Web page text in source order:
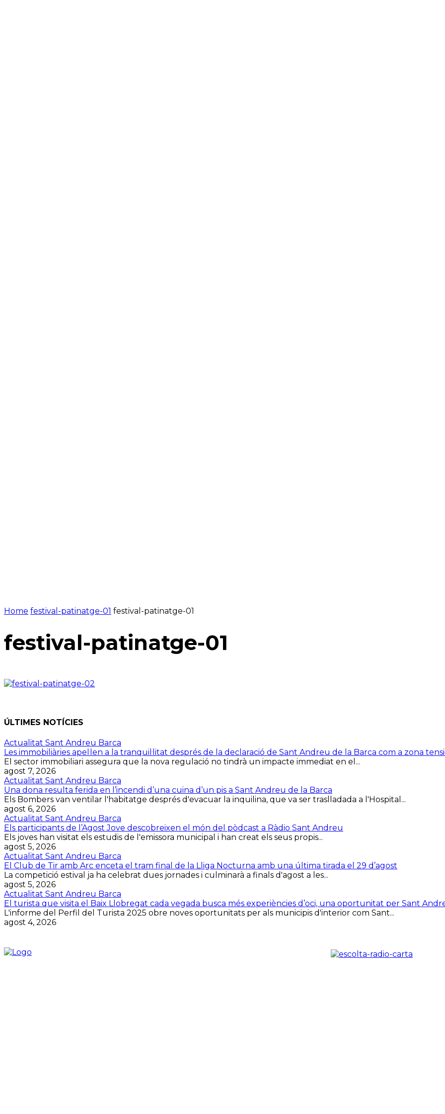
Home festival-patinatge-01 festival-patinatge-01
festival-patinatge-01
ÚLTIMES NOTÍCIES
Actualitat Sant Andreu Barca
Les immobiliàries apel·len a la tranquil·litat després de la declaració de Sant Andreu de la Barca com a zona
El sector immobiliari assegura que la nova regulació no tindrà un impacte immediat en el...
agost 7, 2026
Actualitat Sant Andreu Barca
Una dona resulta ferida en l’incendi d’una cuina d’un pis a Sant Andreu de la Barca
Els Bombers van ventilar l'habitatge després d'evacuar la inquilina, que va ser traslladada a l'Hospital...
agost 6, 2026
Actualitat Sant Andreu Barca
Els participants de l’Agost Jove descobreixen el món del pòdcast a Ràdio Sant Andreu
Els joves han visitat els estudis de l'emissora municipal i han creat els seus propis...
agost 5, 2026
Actualitat Sant Andreu Barca
El Club de Tir amb Arc enceta el tram final de la Lliga Nocturna amb una última tirada el 29 d’agost
La competició estival ja ha celebrat dues jornades i culminarà a finals d'agost a les...
agost 5, 2026
Actualitat Sant Andreu Barca
El turista que visita el Baix Llobregat cada vegada busca més experiències d’oci, una oportunitat per Sant
L'informe del Perfil del Turista 2025 obre noves oportunitats per als municipis d'interior com Sant...
agost 4, 2026